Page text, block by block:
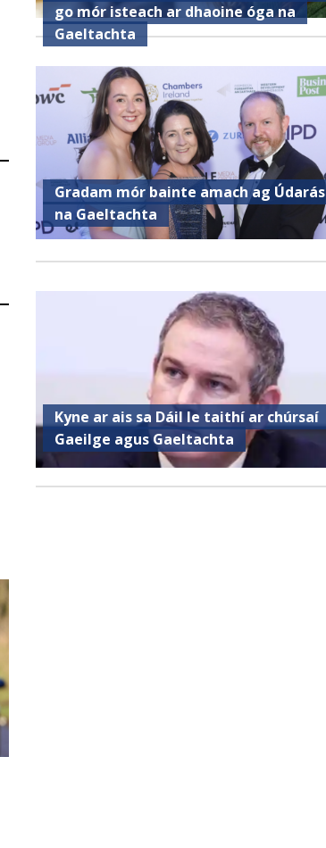
go mór isteach ar dhaoine óga na
Gaeltachta
Gradam mór bainte amach ag Údarás
na Gaeltachta
Kyne ar ais sa Dáil le taithí ar chúrsaí
Gaeilge agus Gaeltachta